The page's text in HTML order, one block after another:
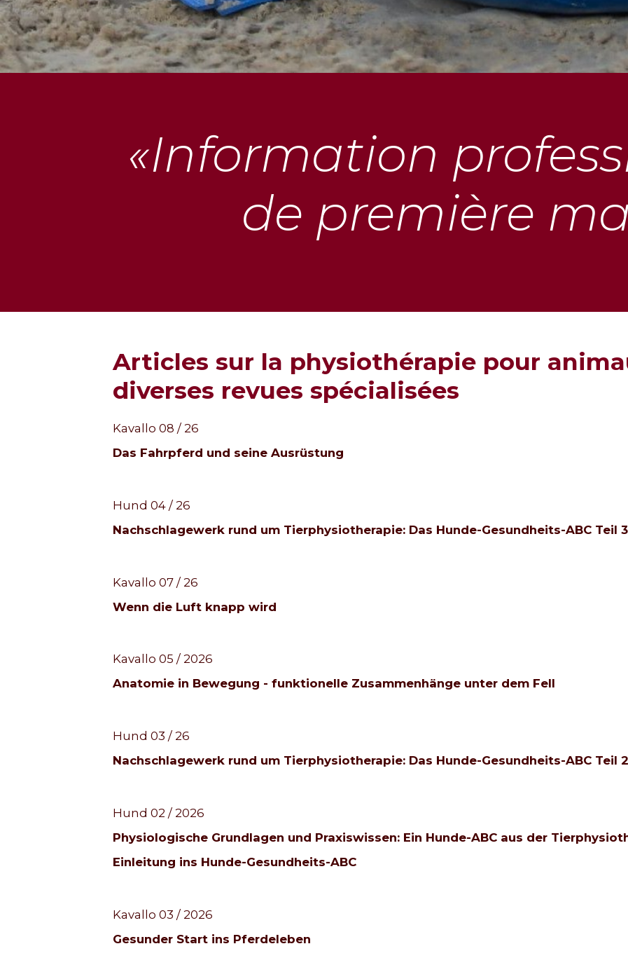
«Information
de première
Articles sur la physiothérapie pour
diverses revues spécialisées
Kavallo 08 / 26
Das Fahrpferd und seine Ausrüstung
Hund 04 / 26
Nachschlagewerk rund um Tierphysiotherapie: Das Hunde-Gesundheits-ABC Teil 3
Kavallo 07 / 26
Wenn die Luft knapp wird
Kavallo 05 / 2026
Anatomie in Bewegung - funktionelle Zusammenhänge unter dem Fell
Hund 03 / 26
Nachschlagewerk rund um Tierphysiotherapie: Das Hunde-Gesundheits-ABC Teil 2
Hund 02 / 2026
Physiologische Grundlagen und Praxiswissen: Ein Hunde-ABC aus der
Einleitung ins Hunde-Gesundheits-ABC
Kavallo 03 / 2026
Gesunder Start ins Pferdeleben